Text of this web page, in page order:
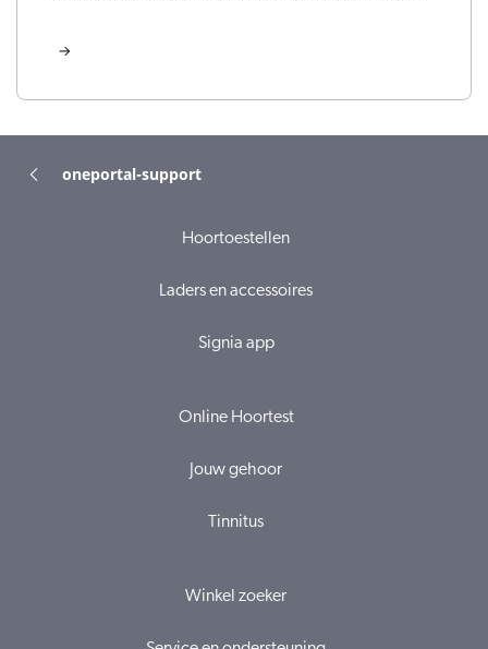
oneportal-support
Hoortoestellen
Laders en accessoires
Signia app
Online Hoortest
Jouw gehoor
Tinnitus
Winkel zoeker